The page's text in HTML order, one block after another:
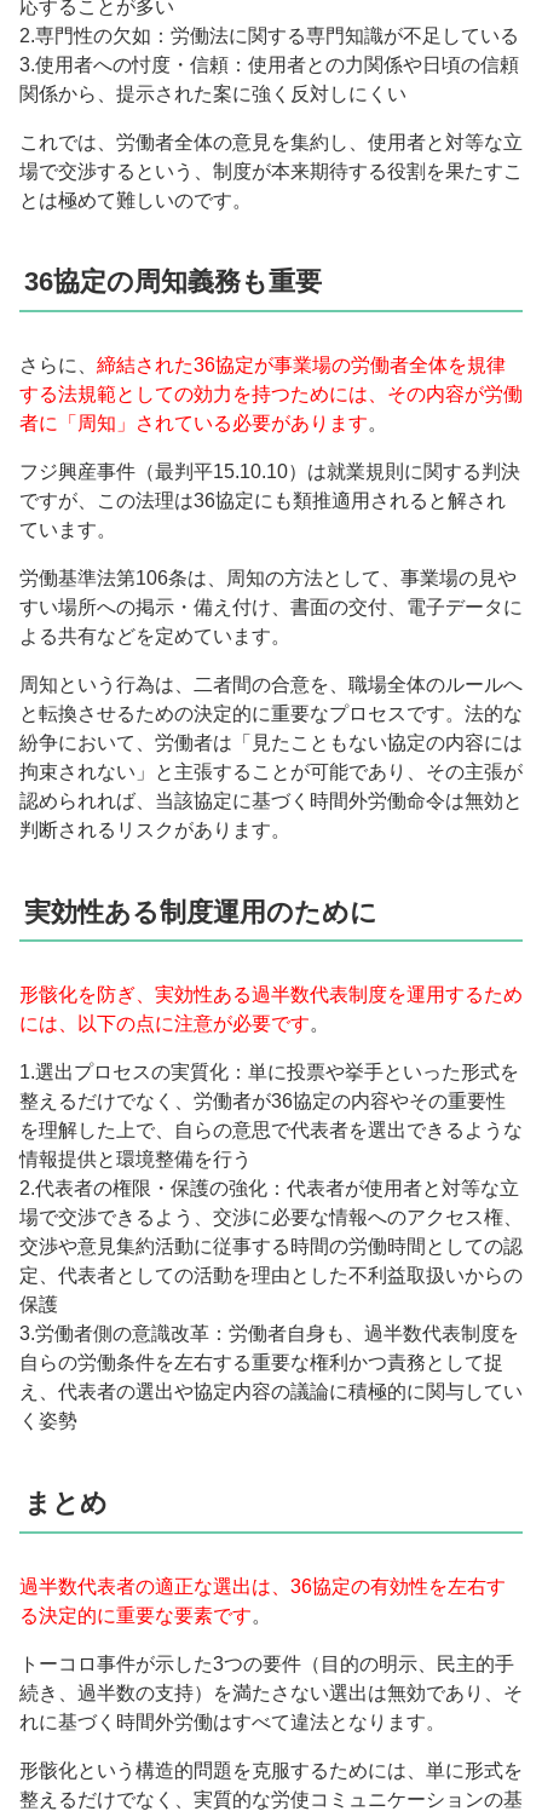
応することが多い
2.専門性の欠如：労働法に関する専門知識が不足している
3.使用者への忖度・信頼：使用者との力関係や日頃の信頼
関係から、提示された案に強く反対しにくい
これでは、労働者全体の意見を集約し、使用者と対等な立
場で交渉するという、制度が本来期待する役割を果たすこ
とは極めて難しいのです。
36協定の周知義務も重要
さらに、 締結された36協定が事業場の労働者全体を規律
する法規範としての効力を持つためには、その内容が労働
者に「周知」されている必要があります。
フジ興産事件（最判平15.10.10）は就業規則に関する判決
ですが、この法理は36協定にも類推適用されると解され
ています。
労働基準法第106条は、周知の方法として、事業場の見や
すい場所への掲示・備え付け、書面の交付、電子データに
よる共有などを定めています。
周知という行為は、二者間の合意を、職場全体のルールへ
と転換させるための決定的に重要なプロセスです。法的な
紛争において、労働者は「見たこともない協定の内容には
拘束されない」と主張することが可能であり、その主張が
認められれば、当該協定に基づく時間外労働命令は無効と
判断されるリスクがあります。
実効性ある制度運用のために
形骸化を防ぎ、実効性ある過半数代表制度を運用するため
には、以下の点に注意が必要です。
1.選出プロセスの実質化：単に投票や挙手といった形式を
整えるだけでなく、労働者が36協定の内容やその重要性
を理解した上で、自らの意思で代表者を選出できるような
情報提供と環境整備を行う
2.代表者の権限・保護の強化：代表者が使用者と対等な立
場で交渉できるよう、交渉に必要な情報へのアクセス権、
交渉や意見集約活動に従事する時間の労働時間としての認
定、代表者としての活動を理由とした不利益取扱いからの
保護
3.労働者側の意識改革：労働者自身も、過半数代表制度を
自らの労働条件を左右する重要な権利かつ責務として捉
え、代表者の選出や協定内容の議論に積極的に関与してい
く姿勢
まとめ
過半数代表者の適正な選出は、36協定の有効性を左右す
る決定的に重要な要素です。
トーコロ事件が示した3つの要件（目的の明示、民主的手
続き、過半数の支持）を満たさない選出は無効であり、そ
れに基づく時間外労働はすべて違法となります。
形骸化という構造的問題を克服するためには、単に形式を
整えるだけでなく、実質的な労使コミュニケーションの基